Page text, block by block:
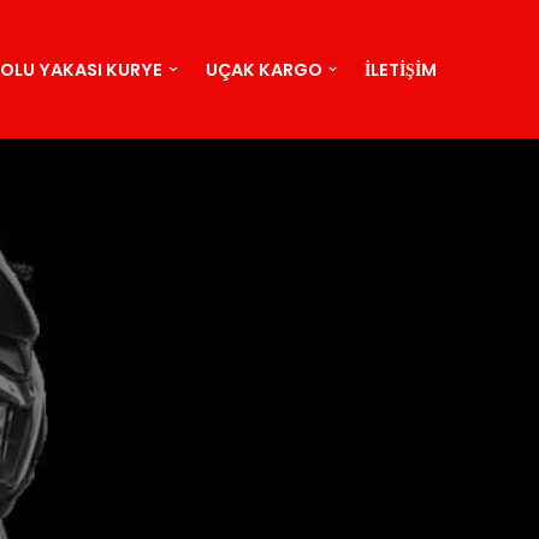
YAKASI KURYE UÇAK KARGO İLETIŞIM